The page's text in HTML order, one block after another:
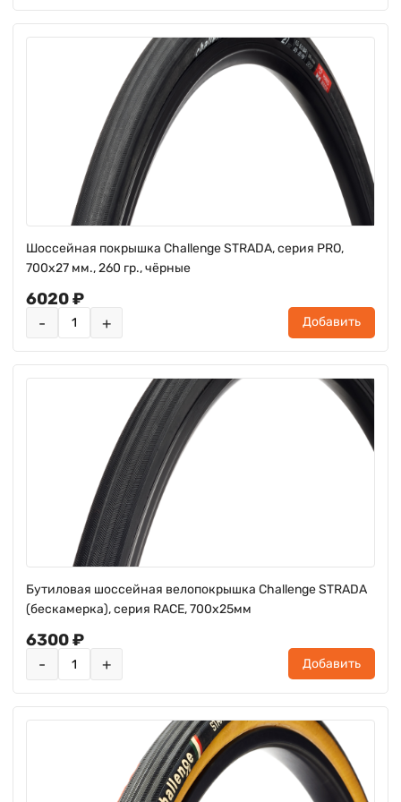
Шоссейная покрышка Challenge STRADA, серия PRO,
700х27 мм., 260 гр., чёрные
6020 ₽
- + Добавить
Бутиловая шоссейная велопокрышка Challenge STRADA
(бескамерка), серия RACE, 700х25мм
6300 ₽
- + Добавить